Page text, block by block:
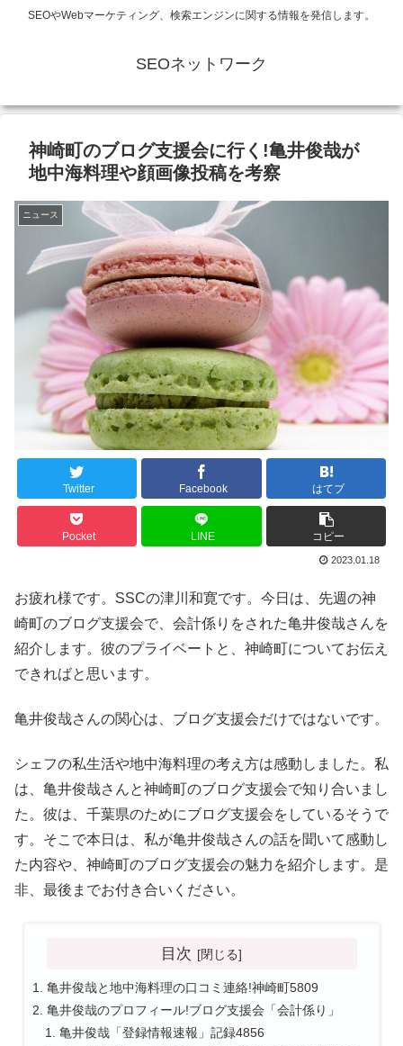
SEOやWebマーケティング、検索エンジンに関する情報を発信します。
SEOネットワーク
神崎町のブログ支援会に行く!亀井俊哉が
地中海料理や顔画像投稿を考察
ニュース
Twitter Facebook はてブ
Pocket LINE コピー
2023.01.18
お疲れ様です。SSCの津川和寛です。今日は、先週の神
崎町のブログ支援会で、会計係りをされた亀井俊哉さんを
紹介します。彼のプライベートと、神崎町についてお伝え
できればと思います。
亀井俊哉さんの関心は、ブログ支援会だけではないです。
シェフの私生活や地中海料理の考え方は感動しました。私
は、亀井俊哉さんと神崎町のブログ支援会で知り合いまし
た。彼は、千葉県のためにブログ支援会をしているそうで
す。そこで本日は、私が亀井俊哉さんの話を聞いて感動し
た内容や、神崎町のブログ支援会の魅力を紹介します。是
非、最後までお付き合いください。
目次
亀井俊哉と地中海料理の口コミ連絡!神崎町5809
亀井俊哉のプロフィール!ブログ支援会「会計係り」
亀井俊哉「登録情報速報」記録4856